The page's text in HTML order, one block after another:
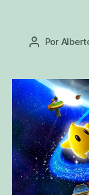
Autor
Por